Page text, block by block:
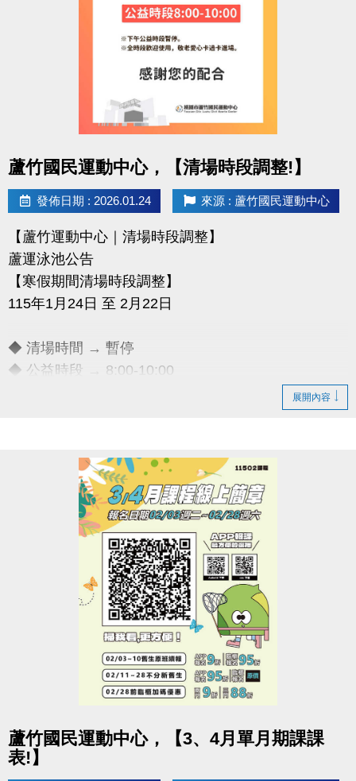
蘆竹國民運動中心，【清場時段調整!】
發佈日期 : 2026.01.24 來源 : 蘆竹國民運動中心
【蘆竹運動中心｜清場時段調整】
蘆運泳池公告
【寒假期間清場時段調整】
115年1月24日 至 2月22日
◆ 清場時間 → 暫停
◆ 公益時段 → 8:00-10:00
-洽詢專線：03-2639066 #112
-官網 :
https://www.lzsports.com.tw/zh_TW/news/pageID/1/
-FB : 桃園市蘆竹國民運動中心
-IG : @luzhusports
展開內容
蘆竹國民運動中心，【3、4月單月期課課
表!】